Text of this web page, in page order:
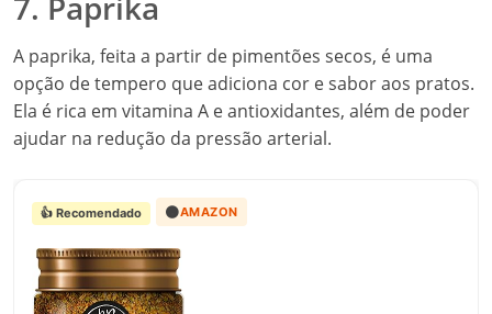
A paprika, feita a partir de pimentões secos, é uma
opção de tempero que adiciona cor e sabor aos pratos.
Ela é rica em vitamina A e antioxidantes, além de poder
ajudar na redução da pressão arterial.
👍 Recomendado 🟠AMAZON